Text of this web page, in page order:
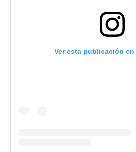
Ver esta publicación